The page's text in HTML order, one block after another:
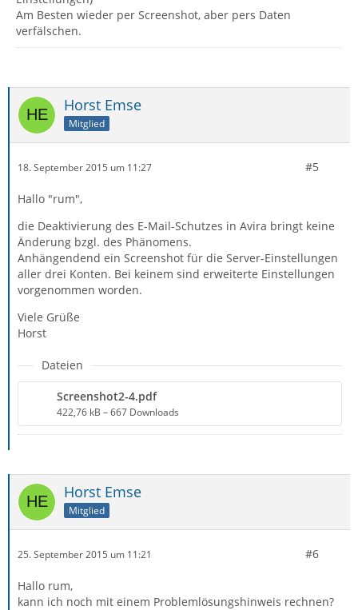
Am Besten wieder per Screenshot, aber pers Daten
verfälschen.
Horst Emse
Mitglied
18. September 2015 um 11:27 #5
Hallo "rum",
die Deaktivierung des E-Mail-Schutzes in Avira bringt keine
Änderung bzgl. des Phänomens.
Anhängendend ein Screenshot für die Server-Einstellungen
aller drei Konten. Bei keinem sind erweiterte Einstellungen
vorgenommen worden.
Viele Grüße
Horst
Dateien
Screenshot2-4.pdf
422,76 kB – 667 Downloads
Horst Emse
Mitglied
25. September 2015 um 11:21 #6
Hallo rum,
kann ich noch mit einem Problemlösungshinweis rechnen?